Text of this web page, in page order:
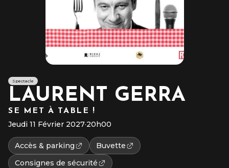
Spectacle
LAURENT GERRA
SE MET À TABLE !
Jeudi 11 Février 2027·20h00
Accès & parking
Buvette
Consignes de sécurité